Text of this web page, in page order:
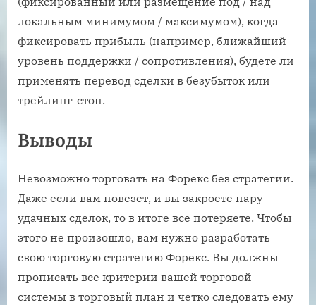
локальным минимумом / максимумом), когда
фиксировать прибыль (например, ближайший
уровень поддержки / сопротивления), будете ли
применять перевод сделки в безубыток или
трейлинг-стоп.
Выводы
Невозможно торговать на Форекс без стратегии.
Даже если вам повезет, и вы закроете пару
удачных сделок, то в итоге все потеряете. Чтобы
этого не произошло, вам нужно разработать
свою торговую стратегию Форекс. Вы должны
прописать все критерии вашей торговой
системы в торговый план и четко следовать ему